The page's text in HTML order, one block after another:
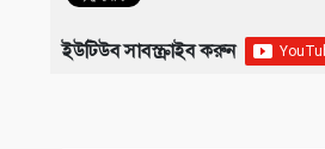
ইউটিউব সাবস্ক্রাইব করুন